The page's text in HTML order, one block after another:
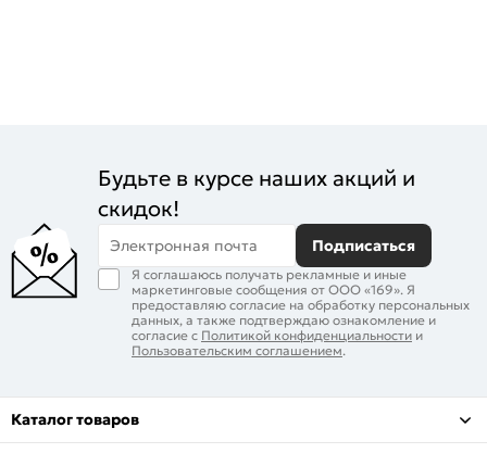
Будьте в курсе наших акций и
скидок!
Электронная почта Подписаться
Я соглашаюсь получать рекламные и иные
маркетинговые сообщения от ООО «169». Я
предоставляю согласие на обработку персональных
данных, а также подтверждаю ознакомление и
согласие с Политикой конфиденциальности и
Пользовательским соглашением.
Каталог товаров